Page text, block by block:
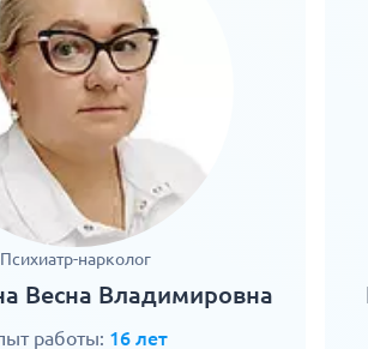
Психиатр-нарколог
Весна Владимировна
работы: 16 лет